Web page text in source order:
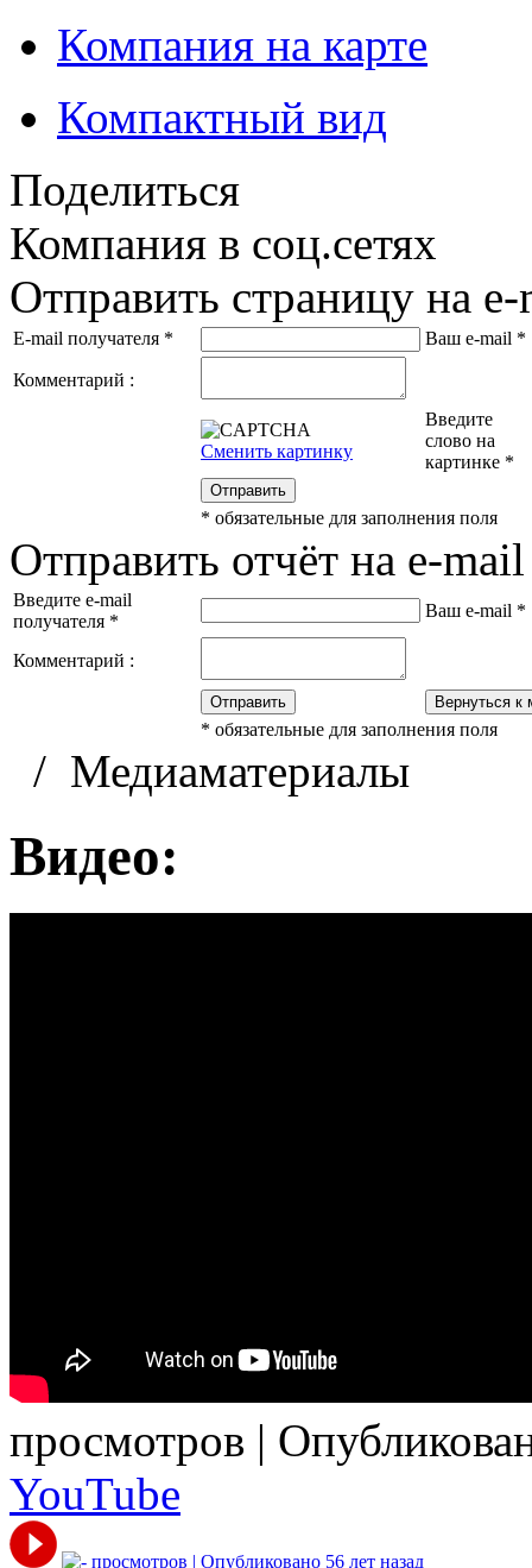
Компания на карте
Компактный вид
Поделиться
Компания в соц.сетях
Отправить страницу на
E-mail получателя * Ваш e-mail *
Комментарий :
Сменить картинку
Введите
слово на
картинке *
Отправить
* обязательные для заполнения поля
Отправить отчёт на e-mail
Введите e-mail
получателя *
Ваш e-mail *
Комментарий :
Отправить Вернуться к
* обязательные для заполнения поля
/ Медиаматериалы
Видео:
просмотров |
YouTube